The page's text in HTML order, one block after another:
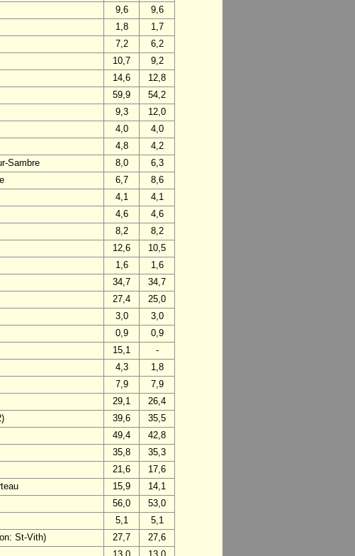
9,6
9,6
1,8
1,7
7,2
6,2
10,7
9,2
14,6
12,8
59,9
54,2
9,3
12,0
4,0
4,0
4,8
4,2
Sambre 8,0
6,3
6,7
8,6
4,1
4,1
4,6
4,6
8,2
8,2
12,6
10,5
1,6
1,6
34,7
34,7
27,4
25,0
3,0
3,0
0,9
0,9
15,1
-
4,3
1,8
7,9
7,9
29,1
26,4
39,6
35,5
49,4
42,8
35,8
35,3
21,6
17,6
15,9
14,1
56,0
53,0
5,1
5,1
St-Vith) 27,7
27,6